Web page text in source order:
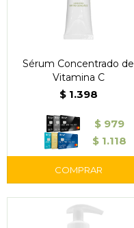
Sérum Concentrado de
Vitamina C
$ 1.398
$ 979
$ 1.118